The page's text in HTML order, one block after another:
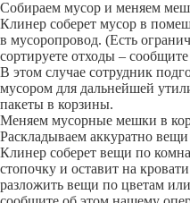
Собираем мусор и меняем
Клинер соберет мусор в
в мусоропровод. (Есть
сортируете отходы –
В этом случае сотрудник
мусором для дальнейшей
пакеты в корзины.
Меняем мусорные мешки в
Раскладываем аккуратно вещи
Клинер соберет вещи по
стопочку и оставит на
разложить вещи по цветам